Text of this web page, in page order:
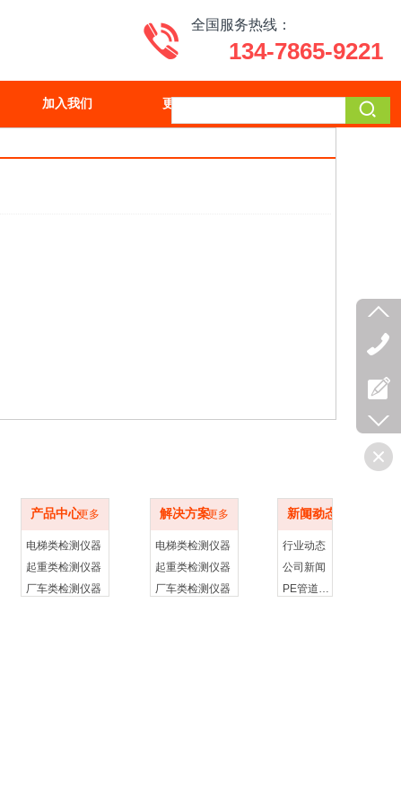
134-7865-9221
全国服务热线：
加入我们 更多
产品中心更多
电梯类检测仪器
起重类检测仪器
厂车类检测仪器
解决方案更多
电梯类检测仪器
起重类检测仪器
厂车类检测仪器
新闻动态
更多
行业动态
公司新闻
PE管道检测知识